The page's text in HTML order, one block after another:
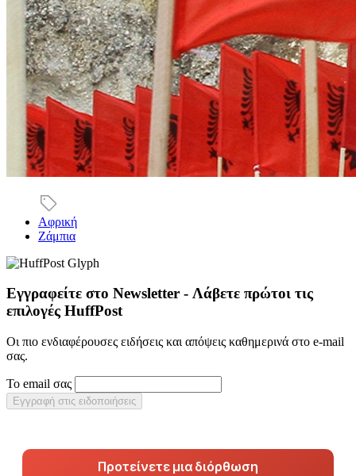
Αφρική
Ζάμπια
Εγγραφείτε στο Newsletter - Λάβετε πρώτοι τις
επιλογές HuffPost
Οι πιο ενδιαφέρουσες ειδήσεις και απόψεις καθημερινά στο e-mail
σας.
Το email σας
Εγγραφή στις ειδοποιήσεις
Προτείνετε μια διόρθωση